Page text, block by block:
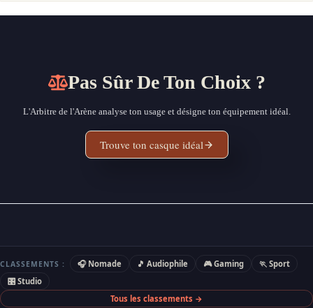
Pas Sûr De Ton Choix ?
L'Arbitre de l'Arène analyse ton usage et désigne ton équipement idéal.
Trouve ton casque idéal
CLASSEMENTS : 🎧 Nomade 🎵 Audiophile 🎮 Gaming
🏃 Sport
🎛 Studio
Tous les classements →